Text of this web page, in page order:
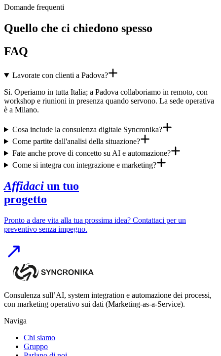
Domande frequenti
Quello che ci chiedono spesso
FAQ
Lavorate con clienti a Padova?
Sì. Operiamo in tutta Italia; a Padova collaboriamo in remoto, con
workshop e riunioni in presenza quando servono. La sede operativa
è a Milano.
Cosa include la consulenza digitale Syncronika?
Come partite dall'analisi della situazione?
Fate anche prove di concetto su AI e automazione?
Come si integra con integrazione e marketing?
Affidaci un tuo
progetto
Pronto a dare vita alla tua prossima idea? Contattaci per un
preventivo senza impegno.
Consulenza sull’AI, system integration e automazione dei processi,
con marketing operativo sui dati (Marketing-as-a-Service).
Naviga
Chi siamo
Gruppo